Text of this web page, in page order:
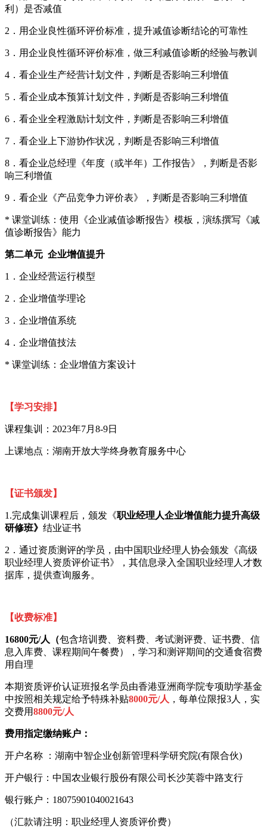
利）是否减值
2．用企业良性循环评价标准，提升减值诊断结论的可靠性
3．用企业良性循环评价标准，做三利减值诊断的经验与教训
4．看企业生产经营计划文件，判断是否影响三利增值
5．看企业成本预算计划文件，判断是否影响三利增值
6．看企业全程激励计划文件，判断是否影响三利增值
7．看企业上下游协作状况，判断是否影响三利增值
8．看企业总经理《年度（或半年）工作报告》，判断是否影
响三利增值
9．看企业《产品竞争力评价表》，判断是否影响三利增值
* 课堂训练：使用《企业减值诊断报告》模板，演练撰写《减
值诊断报告》能力
第二单元 企业增值提升
1．企业经营运行模型
2．企业增值学理论
3．企业增值系统
4．企业增值技法
* 课堂训练：企业增值方案设计
【学习安排】
课程集训： 2023年7月8-9日
上课地点：湖南开放大学终身教育服务中心
【证书颁发】
1.完成集训课程后，颁发《职业经理人企业增值能力提升高级
研修班》 结业证书
2．通过资质测评的学员，由中国职业经理人协会颁发《高级
职业经理人资质评价证书》，其信息录入全国职业经理人才数
据库，提供查询服务。
【收费标准】
16800元/人（包含培训费、资料费、考试测评费、证书费、信
息入库费、课程期间午餐费），学习和测评期间的交通食宿费
用自理
本期资质评价认证班报名学员由香港亚洲商学院专项助学基金
中按照相关规定给予特殊补贴8000元/人 ， 每单位限报3人， 实
交费用8800元/人
费用指定缴纳账户：
开户名称 ：湖南中智企业创新管理科学研究院(有限合伙)
开户银行：中国农业银行股份有限公司长沙芙蓉中路支行
银行账户： 18075901040021643
（汇款请注明：职业经理人资质评价费）